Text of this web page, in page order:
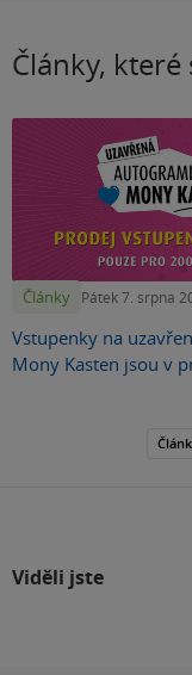
Články,
Články Pátek 7. srpna
Vstupenky na
Mony Kasten jsou v
Viděli jste